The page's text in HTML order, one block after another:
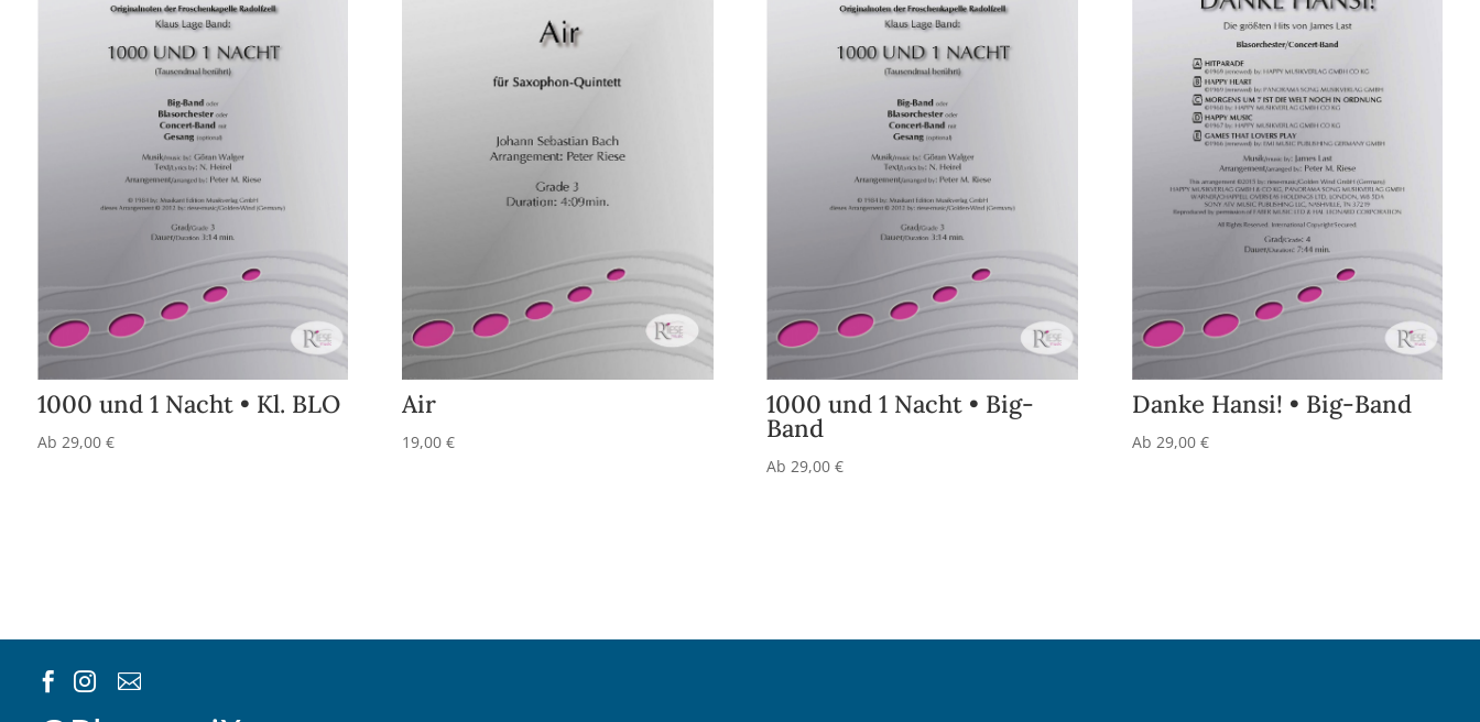
1000 und 1 Nacht • Kl. BLO
Ab 29,00 €
Air
19,00 €
1000 und 1 Nacht • Big-
Band
Ab 29,00€
Danke Hansi! • Big-Band
Ab 29,00 €
  